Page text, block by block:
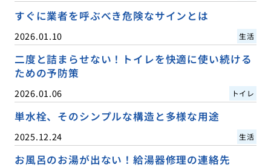
すぐに業者を呼ぶべき危険なサインとは
2026.01.10 生活
二度と詰まらせない！トイレを快適に使い続ける
ための予防策
2026.01.06 トイレ
単水栓、そのシンプルな構造と多様な用途
2025.12.24 生活
お風呂のお湯が出ない！給湯器修理の連絡先